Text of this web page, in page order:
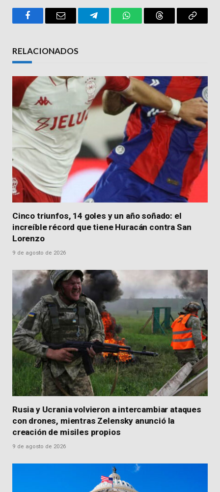
FacebookEmail TelegramWhatsAppThreads Copy
RELACIONADOS
Cinco triunfos, 14 goles y un año soñado: el
increíble récord que tiene Huracán contra San
Lorenzo
9 de agosto de 2026
Rusia y Ucrania volvieron a intercambiar ataques
con drones, mientras Zelensky anunció la
creación de misiles propios
9 de agosto de 2026